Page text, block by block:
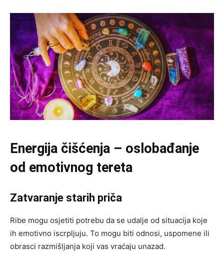
Energija čišćenja – oslobađanje
od emotivnog tereta
Zatvaranje starih priča
Ribe mogu osjetiti potrebu da se udalje od situacija koje
ih emotivno iscrpljuju. To mogu biti odnosi, uspomene ili
obrasci razmišljanja koji vas vraćaju unazad.